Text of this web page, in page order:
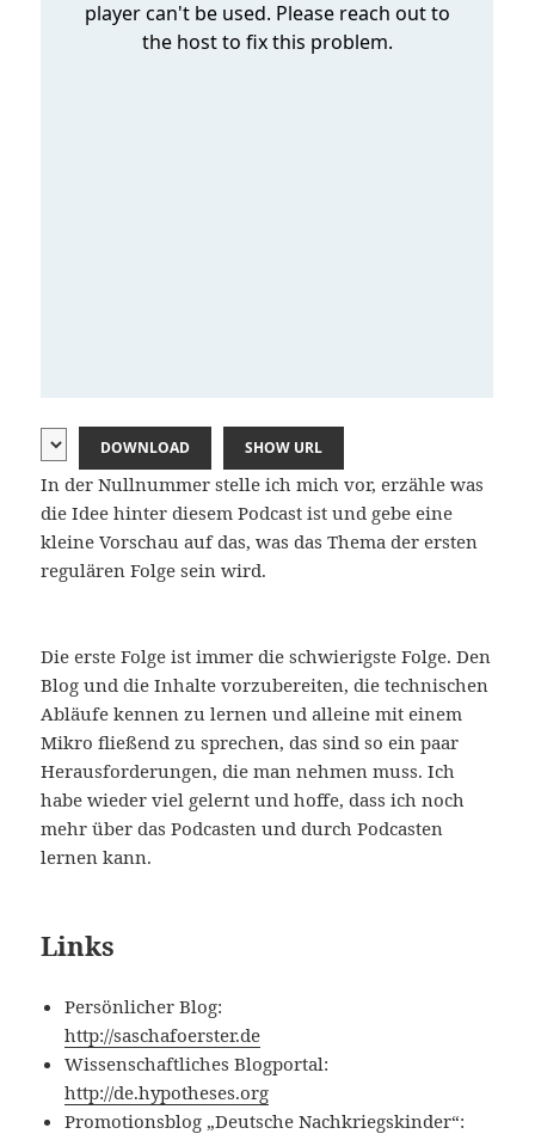
DOWNLOAD SHOW URL
In der Nullnummer stelle ich mich vor, erzähle was
die Idee hinter diesem Podcast ist und gebe eine
kleine Vorschau auf das, was das Thema der ersten
regulären Folge sein wird.
Die erste Folge ist immer die schwierigste Folge. Den
Blog und die Inhalte vorzubereiten, die technischen
Abläufe kennen zu lernen und alleine mit einem
Mikro fließend zu sprechen, das sind so ein paar
Herausforderungen, die man nehmen muss. Ich
habe wieder viel gelernt und hoffe, dass ich noch
mehr über das Podcasten und durch Podcasten
lernen kann.
Links
Persönlicher Blog:
http://saschafoerster.de
Wissenschaftliches Blogportal:
http://de.hypotheses.org
Promotionsblog „Deutsche Nachkriegskinder“: